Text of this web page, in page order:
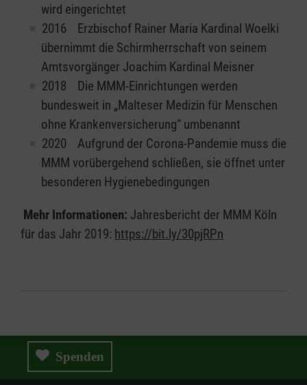
wird eingerichtet
2016 Erzbischof Rainer Maria Kardinal Woelki
übernimmt die Schirmherrschaft von seinem
Amtsvorgänger Joachim Kardinal Meisner
2018 Die MMM-Einrichtungen werden
bundesweit in „Malteser Medizin für Menschen
ohne Krankenversicherung“ umbenannt
2020 Aufgrund der Corona-Pandemie muss die
MMM vorübergehend schließen, sie öffnet unter
besonderen Hygienebedingungen
Mehr Informationen: Jahresbericht der MMM Köln
für das Jahr 2019: https://bit.ly/30pjRPn
Spenden